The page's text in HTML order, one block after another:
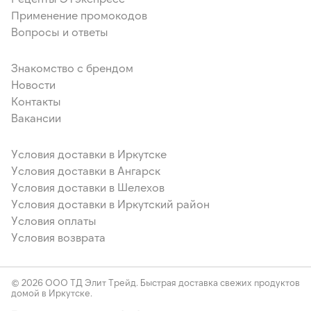
Применение промокодов
Вопросы и ответы
Знакомство с брендом
Новости
Контакты
Вакансии
Условия доставки в Иркутске
Условия доставки в Ангарск
Условия доставки в Шелехов
Условия доставки в Иркутский район
Условия оплаты
Условия возврата
© 2026 ООО ТД Элит Трейд. Быстрая доставка свежих продуктов
домой в Иркутске.